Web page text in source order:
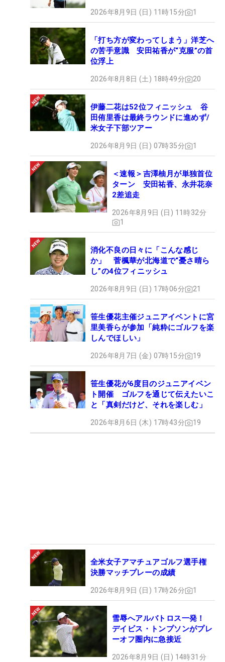
2026年8月9日 (日) 11時15分 1
「打ち方が変わってしまう」洋芝へ
の苦手意識 安田祐香が“克服”の首
位浮上
2026年8月8日 (土) 18時49分 20
伊藤二花は52位フィニッシュ 谷
田侑里香は最終ラウンドに進めず/
米女子下部ツアー
2026年8月9日 (日) 07時35分 1
＜速報＞吉澤柚月が単独首位
ターン 安田祐香、永井花奈
2差追走
2026年8月9日 (日) 11時32分
1
消化不良の日々に「こんな感じ
か」 菅楓華が北海道で“憂さ晴ら
し”の4位フィニッシュ
2026年8月9日 (日) 17時06分 21
笹生優花主催ジュニアイベントに宮
里美香らが参加「純粋にゴルフを楽
しんでほしい」
2026年8月7日 (金) 07時15分 19
笹生優花が6度目のジュニアイベン
ト開催 ゴルフを通じて伝えたいこ
と「真剣だけど、それを楽しむ」
2026年8月6日 (木) 17時43分 19
全米女子アマチュアゴルフ選手権
決勝マッチプレーの成績
2026年8月9日 (日) 17時26分 1
雪辱へアルバトロス一発！
デイビス・トンプソンがプレ
ーオフ圏内に急接近
2026年8月9日 (日) 14時31分